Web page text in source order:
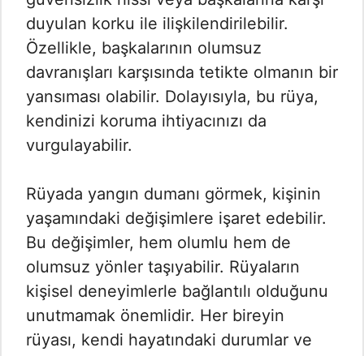
duyulan korku ile ilişkilendirilebilir.
Özellikle, başkalarının olumsuz
davranışları karşısında tetikte olmanın bir
yansıması olabilir. Dolayısıyla, bu rüya,
kendinizi koruma ihtiyacınızı da
vurgulayabilir.
Rüyada yangın dumanı görmek, kişinin
yaşamındaki değişimlere işaret edebilir.
Bu değişimler, hem olumlu hem de
olumsuz yönler taşıyabilir. Rüyaların
kişisel deneyimlerle bağlantılı olduğunu
unutmamak önemlidir. Her bireyin
rüyası, kendi hayatındaki durumlar ve